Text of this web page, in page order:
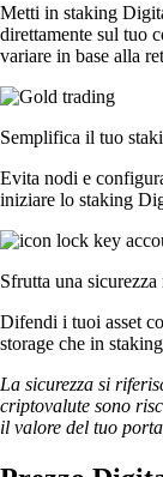
Metti in staking
direttamente sul tuo
variare in base alla
Semplifica il tuo
Evita nodi e
iniziare lo staking
Sfrutta una
Difendi i tuoi asset
storage che in
La sicurezza si
criptovalute sono
il valore del tuo